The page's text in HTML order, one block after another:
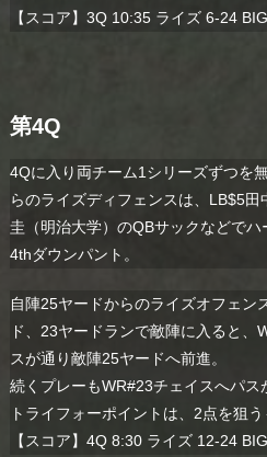
【スコア】3Q 10:35 ライズ 6-24
第4Q
4Qに入り両チーム1シリーズずつを
らのライズディフェンスは、LB$5
圭（明治大学）のQBサックなどで
4thダウンパント。
自陣25ヤードからのライズオフェン
ド、23ヤードランで敵陣に入ると
スが通り敵陣25ヤードへ前進。
続くプレーもWR#23チェイスへパス
トライフォーポイントは、2点を狙う
【スコア】4Q 8:30 ライズ 12-24